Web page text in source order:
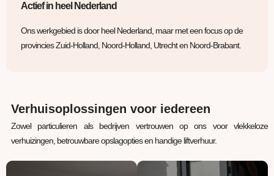
Actief in heel Nederland
Ons werkgebied is door heel Nederland, maar met een focus op de
provincies Zuid-Holland, Noord-Holland, Utrecht en Noord-Brabant.
Verhuisoplossingen voor iedereen
Zowel particulieren als bedrijven vertrouwen op ons voor vlekkeloze
verhuizingen, betrouwbare opslagopties en handige liftverhuur.